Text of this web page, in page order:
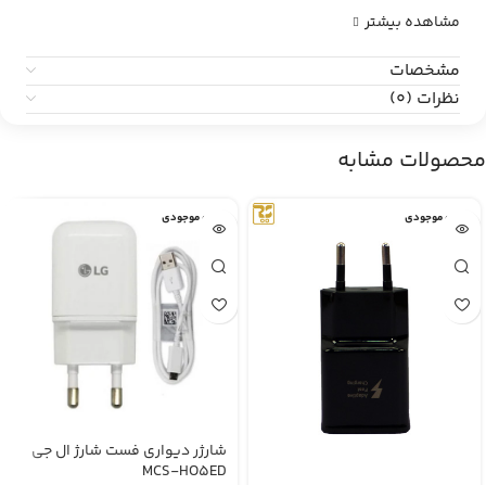
مشاهده بیشتر
مشخصات
نظرات (0)
محصولات مشابه
اتمام موجودی اتمام موجودی
شارژر دیواری فست شارژ ال جی
MCS-HO5ED